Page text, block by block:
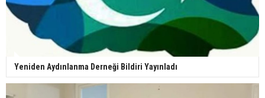
Yeniden Aydınlanma Derneği Bildiri Yayınladı